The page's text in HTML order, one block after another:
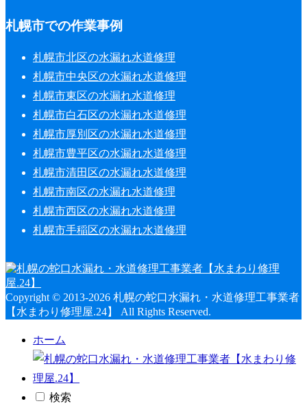
札幌市での作業事例
札幌市北区の水漏れ水道修理
札幌市中央区の水漏れ水道修理
札幌市東区の水漏れ水道修理
札幌市白石区の水漏れ水道修理
札幌市厚別区の水漏れ水道修理
札幌市豊平区の水漏れ水道修理
札幌市清田区の水漏れ水道修理
札幌市南区の水漏れ水道修理
札幌市西区の水漏れ水道修理
札幌市手稲区の水漏れ水道修理
Copyright © 2013-2026 札幌の蛇口水漏れ・水道修理工事業者
【水まわり修理屋.24】 All Rights Reserved.
ホーム
検索